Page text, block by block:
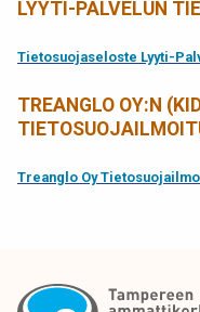
LYYTI-PALVELUN
Tietosuojaseloste Lyyti-
TREANGLO OY:N
Treanglo Oy